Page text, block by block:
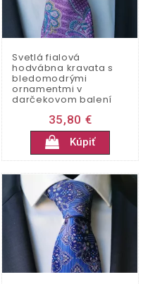
Svetlá fialová
hodvábna kravata s
bledomodrými
ornamentmi v
darčekovom balení
35,80 €
Kúpiť